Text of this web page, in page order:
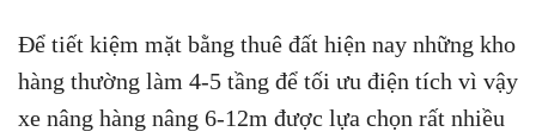
Để tiết kiệm mặt bằng thuê đất hiện nay những kho
hàng thường làm 4-5 tầng để tối ưu điện tích vì vậy
xe nâng hàng nâng 6-12m được lựa chọn rất nhiều